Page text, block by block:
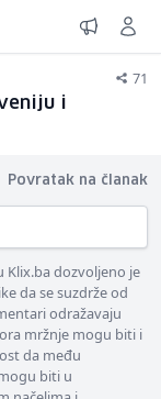
71
i
Povratak na članak
Klix.ba dozvoljeno je
da se suzdrže od
odražavaju
mržnje mogu biti i
da među
biti u